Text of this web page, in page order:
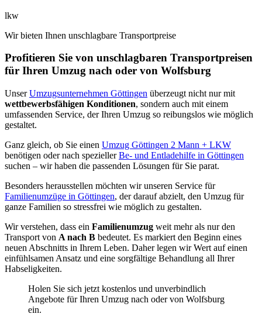
lkw
Wir bieten Ihnen unschlagbare Transportpreise
Profitieren Sie von unschlagbaren Transportpreisen
für Ihren Umzug nach oder von Wolfsburg
UnserUmzugsunternehmen Göttingen überzeugt nicht nur mit
wettbewerbsfähigen Konditionen, sondern auch mit einem
umfassenden Service, der Ihren Umzug so reibungslos wie möglich
gestaltet.
Ganz gleich, ob Sie einen Umzug Göttingen 2 Mann + LKW
benötigen oder nach speziellerBe- und Entladehilfe in Göttingen
suchen – wir haben die passenden Lösungen für Sie parat.
Besonders herausstellen möchten wir unseren Service für
Familienumzüge in Göttingen, der darauf abzielt, den Umzug für
ganze Familien so stressfrei wie möglich zu gestalten.
Wir verstehen, dass ein Familienumzug weit mehr als nur den
Transport von A nach B bedeutet. Es markiert den Beginn eines
neuen Abschnitts in Ihrem Leben. Daher legen wir Wert auf einen
einfühlsamen Ansatz und eine sorgfältige Behandlung all Ihrer
Habseligkeiten.
Holen Sie sich jetzt kostenlos und unverbindlich
Angebote für Ihren Umzug nach oder von Wolfsburg
ein.